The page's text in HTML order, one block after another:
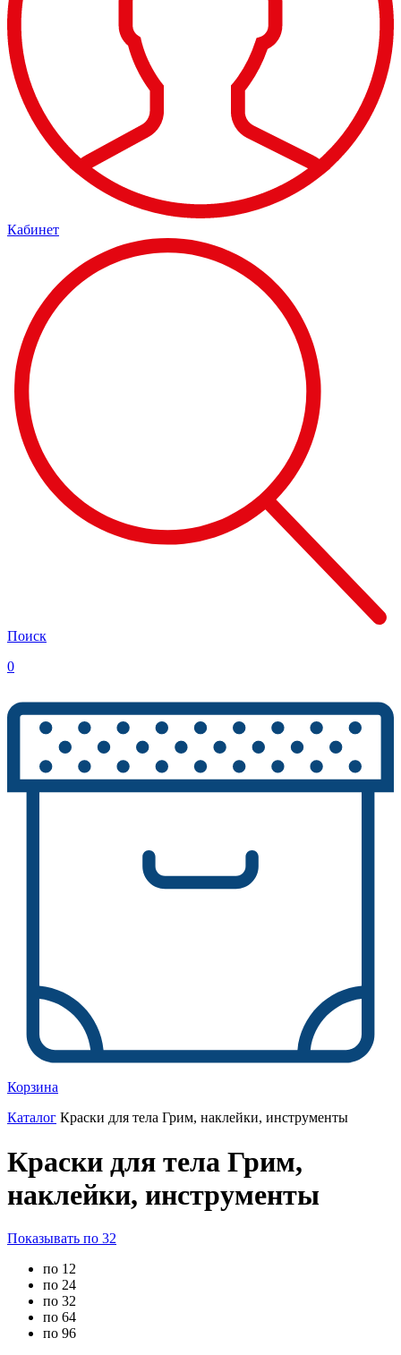
Кабинет
Поиск
0
Корзина
Каталог Краски для тела Грим, наклейки, инструменты
Краски для тела Грим,
наклейки, инструменты
Показывать по 32
по 12
по 24
по 32
по 64
по 96